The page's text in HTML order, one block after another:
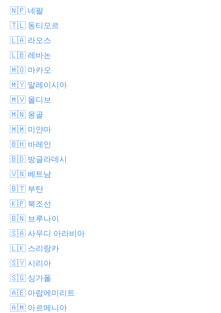
🇳🇵 네팔
🇹🇱 동티모르
🇱🇦 라오스
🇱🇧 레바논
🇲🇴 마카오
🇲🇾 말레이시아
🇲🇻 몰디브
🇲🇳 몽골
🇲🇲 미얀마
🇧🇭 바레인
🇧🇩 방글라데시
🇻🇳 베트남
🇧🇹 부탄
🇰🇵 북조선
🇧🇳 브루나이
🇸🇦 사우디 아라비아
🇱🇰 스리랑카
🇸🇾 시리아
🇸🇬 싱가폴
🇦🇪 아랍에미리트
🇦🇲 아르메니아